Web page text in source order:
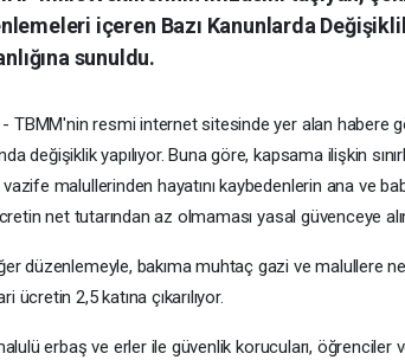
içeren Bazı Kanunlarda
sunuldu.
- TBMM'nin resmi internet sitesinde yer alan habere
değişiklik yapılıyor. Buna göre, kapsama ilişkin
malullerinden hayatını kaybedenlerin ana ve
net tutarından az olmaması yasal güvenceye
düzenlemeyle, bakıma muhtaç gazi ve malullere
ücretin 2,5 katına çıkarılıyor.
erbaş ve erler ile güvenlik korucuları, öğrenciler